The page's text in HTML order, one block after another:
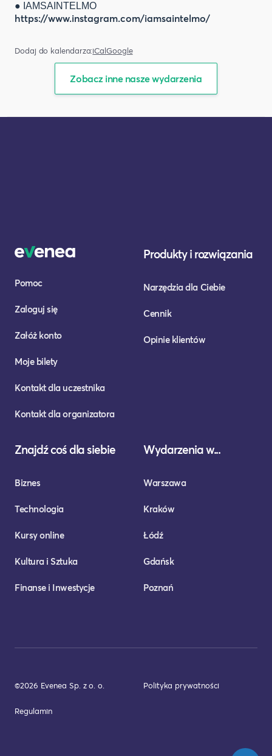
● IAMSAINTELMO
https://www.instagram.com/iamsaintelmo/
Dodaj do kalendarza:iCalGoogle
Zobacz inne nasze wydarzenia
Pomoc
Zaloguj się
Załóż konto
Moje bilety
Kontakt dla uczestnika
Kontakt dla organizatora
Produkty i rozwiązania
Narzędzia dla Ciebie
Cennik
Opinie klientów
Znajdź coś dla siebie
Biznes
Technologia
Kursy online
Kultura i Sztuka
Finanse i Inwestycje
Wydarzenia w...
Warszawa
Kraków
Łódź
Gdańsk
Poznań
©2026 Evenea Sp. z o. o. Polityka prywatności
Regulamin